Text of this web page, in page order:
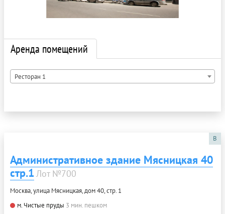
Аренда помещений
Ресторан 1
B
Административное здание Мясницкая 40
стр.1 Лот №700
Москва, улица Мясницкая, дом 40, стр. 1
м. Чистые пруды 3 мин. пешком